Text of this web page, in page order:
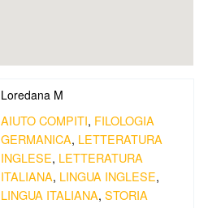
Loredana M
AIUTO COMPITI, FILOLOGIA
GERMANICA, LETTERATURA
INGLESE, LETTERATURA
ITALIANA, LINGUA INGLESE,
LINGUA ITALIANA, STORIA